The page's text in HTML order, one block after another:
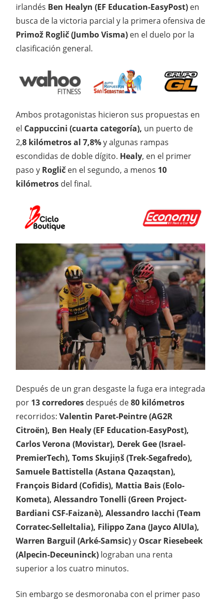
irlandés Ben Healyn (EF Education-EasyPost) en
busca de la victoria parcial y la primera ofensiva de
Primož Roglič (Jumbo Visma) en el duelo por la
clasificación general.
Ambos protagonistas hicieron sus propuestas en
el Cappuccini (cuarta categoría), un puerto de
2,8 kilómetros al 7,8%y algunas rampas
escondidas de doble dígito. Healy, en el primer
paso y Roglič en el segundo, a menos 10
kilómetros del final.
Después de un gran desgaste la fuga era integrada
por 13 corredores después de80 kilómetros
recorridos: Valentin Paret-Peintre (AG2R
Citroën), Ben Healy (EF Education-EasyPost),
Carlos Verona (Movistar), Derek Gee (Israel-
PremierTech), Toms Skujiņš (Trek-Segafredo),
Samuele Battistella (Astana Qazaqstan),
François Bidard (Cofidis), Mattia Bais (Eolo-
Kometa), Alessandro Tonelli (Green Project-
Bardiani CSF-Faizanè), Alessandro Iacchi (Team
Corratec-SelleItalia), Filippo Zana (Jayco AlUla),
Warren Barguil (Arké-Samsic)y Oscar Riesebeek
(Alpecin-Deceuninck) lograban una renta
superior a los cuatro minutos.
Sin embargo se desmoronaba con el primer paso